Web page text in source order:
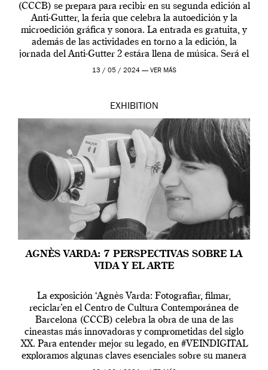
(CCCB) se prepara para recibir en su segunda edición al
Anti-Gutter, la feria que celebra la autoedición y la
microedición gráfica y sonora. La entrada es gratuita, y
además de las actividades en torno a la edición, la
jornada del Anti-Gutter 2 estára llena de música. Será el
[…]
13 / 05 / 2024 — VER MÁS
EXHIBITION
AGNÈS VARDA: 7 PERSPECTIVAS SOBRE LA
VIDA Y EL ARTE
La exposición ‘Agnès Varda: Fotografiar, filmar,
reciclar’en el Centro de Cultura Contemporánea de
Barcelona (CCCB) celebra la obra de una de las
cineastas más innovadoras y comprometidas del siglo
XX. Para entender mejor su legado, en #VEINDIGITAL
exploramos algunas claves esenciales sobre su manera